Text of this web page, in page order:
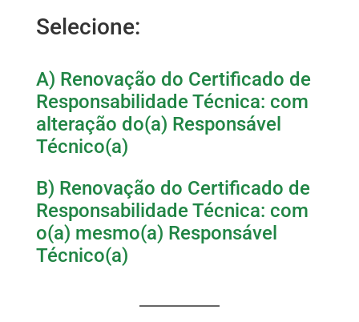
Selecione:
A) Renovação do Certificado de
Responsabilidade Técnica: com
alteração do(a) Responsável
Técnico(a)
B) Renovação do Certificado de
Responsabilidade Técnica: com
o(a) mesmo(a) Responsável
Técnico(a)